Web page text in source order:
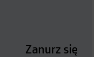
Zanurz się